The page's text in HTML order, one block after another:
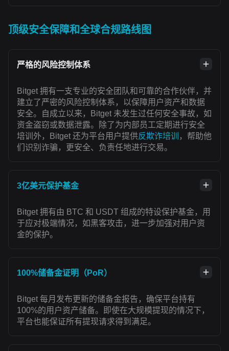
顶级安全保障和全球合规路线图
严格的风险控制体系
Bitget 拥有一支专业的安全团队和可靠的合作伙伴，并
建立了严密的风险控制体系，以保障用户资产和数据
安全。自成立以来，Bitget 未发生过任何安全事故，如
资金盗窃或数据泄露。除了为内部员工定期进行安全
培训外，Bitget 还为平台用户提供反欺诈培训
，帮助他
们识别诈骗，更安全、负责任地进行交易。
3亿美元保护基金
Bitget 拥有由 BTC 和 USDT 组成的特设保护基金，用
于应对极端情况，如黑客攻击，进一步加强对用户资
金的保护。
100%储备金证明（PoR）
Bitget 每月发布更新的储备金报告，确保平台持有
100%的用户资产储备。即使在大规模提现的情况下，
平台也能保证所有提现请求得到满足。